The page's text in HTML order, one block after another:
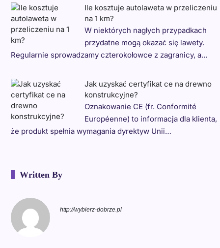
Ile kosztuje autolaweta w przeliczeniu
na 1 km?
W niektórych nagłych przypadkach
przydatne mogą okazać się lawety.
Regularnie sprowadzamy czterokołowce z zagranicy, a…
Jak uzyskać certyfikat ce na drewno
konstrukcyjne?
Oznakowanie CE (fr. Conformité
Européenne) to informacja dla klienta,
że produkt spełnia wymagania dyrektyw Unii…
Written By
http://wybierz-dobrze.pl